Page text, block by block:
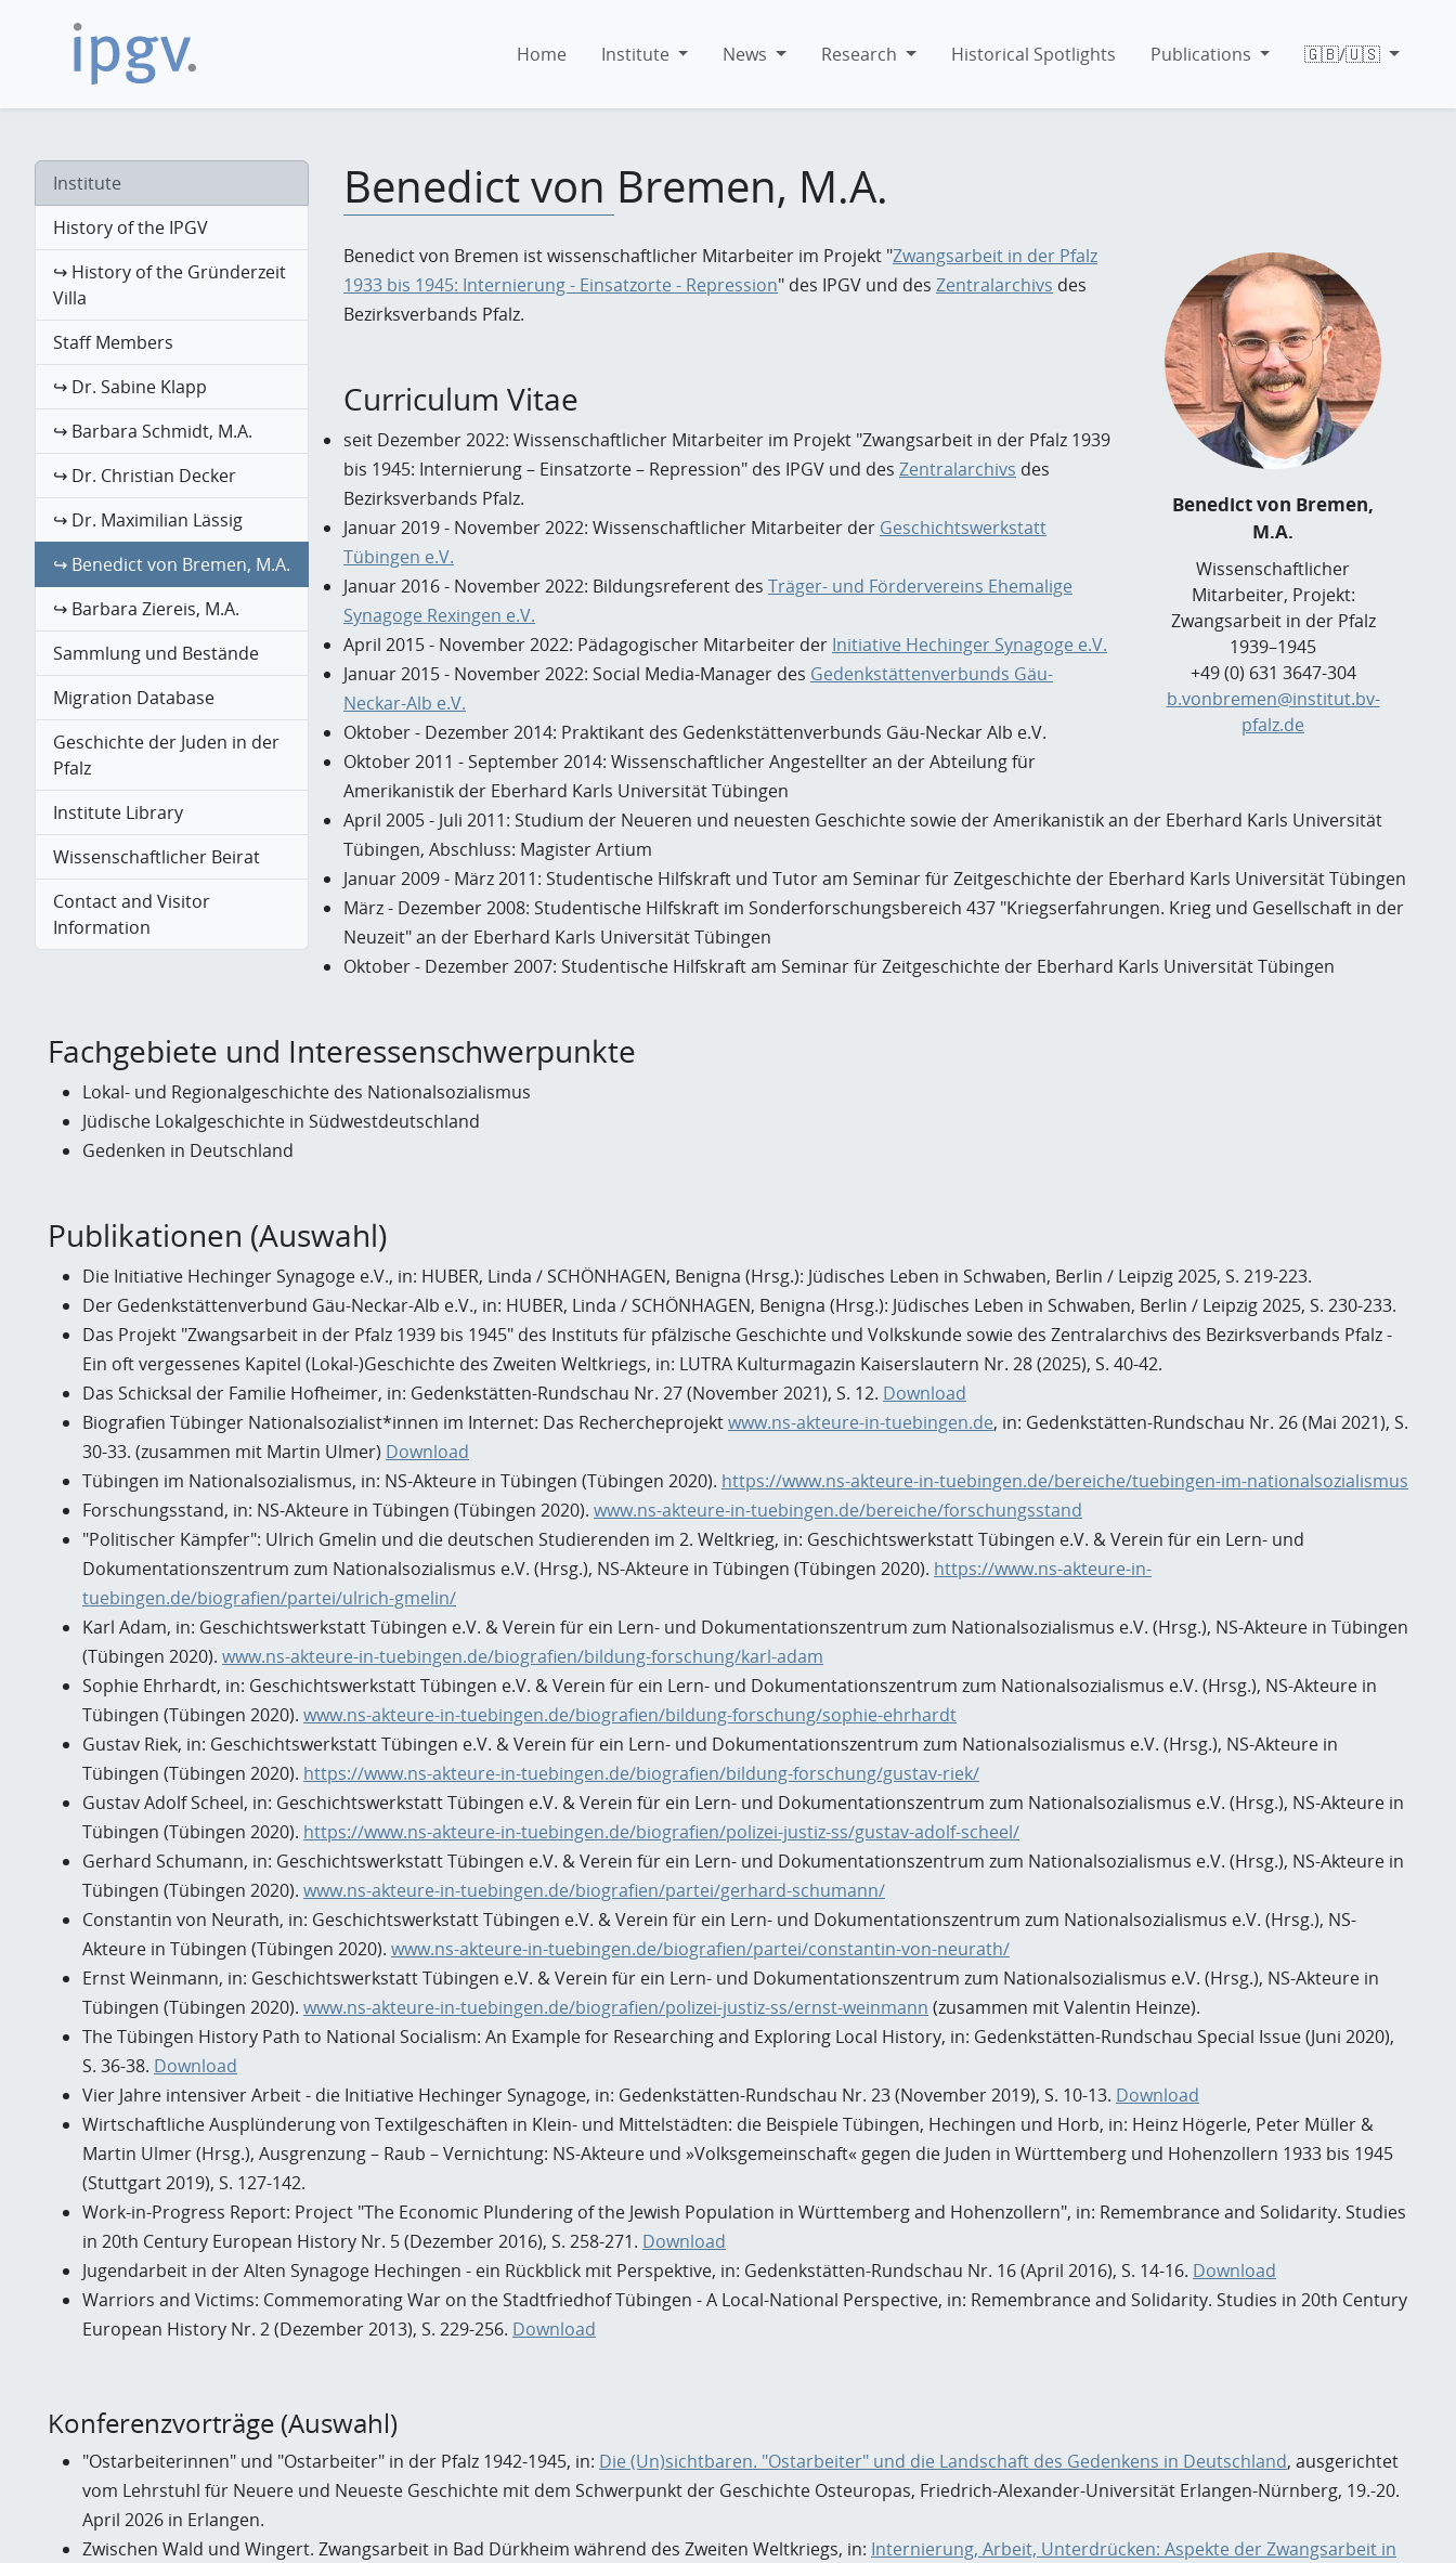
Home Institute News Research Historical Spotlights Publications 🇬🇧/🇺🇸
Institute
History of the IPGV
↪ History of the Gründerzeit
Villa
Staff Members
↪ Dr. Sabine Klapp
↪ Barbara Schmidt, M.A.
↪ Dr. Christian Decker
↪ Dr. Maximilian Lässig
↪ Benedict von Bremen, M.A.
↪ Barbara Ziereis, M.A.
Sammlung und Bestände
Migration Database
Geschichte der Juden in der
Pfalz
Institute Library
Wissenschaftlicher Beirat
Contact and Visitor
Information
Benedict von Bremen, M.A.
Benedict von Bremen,
M.A.
Wissenschaftlicher
Mitarbeiter, Projekt:
Zwangsarbeit in der Pfalz
1939–1945
+49 (0) 631 3647-304
b.vonbremen@institut.bv-
pfalz.de
Benedict von Bremen ist wissenschaftlicher Mitarbeiter im Projekt "Zwangsarbeit in der Pfalz
1933 bis 1945: Internierung - Einsatzorte - Repression" des IPGV und des Zentralarchivs des
Bezirksverbands Pfalz.
Curriculum Vitae
seit Dezember 2022: Wissenschaftlicher Mitarbeiter im Projekt "Zwangsarbeit in der Pfalz 1939
bis 1945: Internierung – Einsatzorte – Repression" des IPGV und des Zentralarchivs des
Bezirksverbands Pfalz.
Januar 2019 - November 2022: Wissenschaftlicher Mitarbeiter der Geschichtswerkstatt
Tübingen e.V.
Januar 2016 - November 2022: Bildungsreferent des Träger- und Fördervereins Ehemalige
Synagoge Rexingen e.V.
April 2015 - November 2022: Pädagogischer Mitarbeiter der Initiative Hechinger Synagoge e.V.
Januar 2015 - November 2022: Social Media-Manager des Gedenkstättenverbunds Gäu-
Neckar-Alb e.V.
Oktober - Dezember 2014: Praktikant des Gedenkstättenverbunds Gäu-Neckar Alb e.V.
Oktober 2011 - September 2014: Wissenschaftlicher Angestellter an der Abteilung für
Amerikanistik der Eberhard Karls Universität Tübingen
April 2005 - Juli 2011: Studium der Neueren und neuesten Geschichte sowie der Amerikanistik an der Eberhard Karls Universität
Tübingen, Abschluss: Magister Artium
Januar 2009 - März 2011: Studentische Hilfskraft und Tutor am Seminar für Zeitgeschichte der Eberhard Karls Universität Tübingen
März - Dezember 2008: Studentische Hilfskraft im Sonderforschungsbereich 437 "Kriegserfahrungen. Krieg und Gesellschaft in der
Neuzeit" an der Eberhard Karls Universität Tübingen
Oktober - Dezember 2007: Studentische Hilfskraft am Seminar für Zeitgeschichte der Eberhard Karls Universität Tübingen
Fachgebiete und Interessenschwerpunkte
Lokal- und Regionalgeschichte des Nationalsozialismus
Jüdische Lokalgeschichte in Südwestdeutschland
Gedenken in Deutschland
Publikationen (Auswahl)
Die Initiative Hechinger Synagoge e.V., in: HUBER, Linda / SCHÖNHAGEN, Benigna (Hrsg.): Jüdisches Leben in Schwaben, Berlin / Leipzig 2025, S. 219-223.
Der Gedenkstättenverbund Gäu-Neckar-Alb e.V., in: HUBER, Linda / SCHÖNHAGEN, Benigna (Hrsg.): Jüdisches Leben in Schwaben, Berlin / Leipzig 2025, S. 230-233.
Das Projekt "Zwangsarbeit in der Pfalz 1939 bis 1945" des Instituts für pfälzische Geschichte und Volkskunde sowie des Zentralarchivs des Bezirksverbands Pfalz -
Ein oft vergessenes Kapitel (Lokal-)Geschichte des Zweiten Weltkriegs, in: LUTRA Kulturmagazin Kaiserslautern Nr. 28 (2025), S. 40-42.
Das Schicksal der Familie Hofheimer, in: Gedenkstätten-Rundschau Nr. 27 (November 2021), S. 12. Download
Biografien Tübinger Nationalsozialist*innen im Internet: Das Rechercheprojektwww.ns-akteure-in-tuebingen.de, in: Gedenkstätten-Rundschau Nr. 26 (Mai 2021), S.
30-33. (zusammen mit Martin Ulmer) Download
Tübingen im Nationalsozialismus, in: NS-Akteure in Tübingen (Tübingen 2020). https://www.ns-akteure-in-tuebingen.de/bereiche/tuebingen-im-nationalsozialismus
Forschungsstand, in: NS-Akteure in Tübingen (Tübingen 2020). www.ns-akteure-in-tuebingen.de/bereiche/forschungsstand
"Politischer Kämpfer": Ulrich Gmelin und die deutschen Studierenden im 2. Weltkrieg, in: Geschichtswerkstatt Tübingen e.V. & Verein für ein Lern- und
Dokumentationszentrum zum Nationalsozialismus e.V. (Hrsg.), NS-Akteure in Tübingen (Tübingen 2020). https://www.ns-akteure-in-
tuebingen.de/biografien/partei/ulrich-gmelin/
Karl Adam, in: Geschichtswerkstatt Tübingen e.V. & Verein für ein Lern- und Dokumentationszentrum zum Nationalsozialismus e.V. (Hrsg.), NS-Akteure in Tübingen
(Tübingen 2020). www.ns-akteure-in-tuebingen.de/biografien/bildung-forschung/karl-adam
Sophie Ehrhardt, in: Geschichtswerkstatt Tübingen e.V. & Verein für ein Lern- und Dokumentationszentrum zum Nationalsozialismus e.V. (Hrsg.), NS-Akteure in
Tübingen (Tübingen 2020). www.ns-akteure-in-tuebingen.de/biografien/bildung-forschung/sophie-ehrhardt
Gustav Riek, in: Geschichtswerkstatt Tübingen e.V. & Verein für ein Lern- und Dokumentationszentrum zum Nationalsozialismus e.V. (Hrsg.), NS-Akteure in
Tübingen (Tübingen 2020). https://www.ns-akteure-in-tuebingen.de/biografien/bildung-forschung/gustav-riek/
Gustav Adolf Scheel, in: Geschichtswerkstatt Tübingen e.V. & Verein für ein Lern- und Dokumentationszentrum zum Nationalsozialismus e.V. (Hrsg.), NS-Akteure in
Tübingen (Tübingen 2020). https://www.ns-akteure-in-tuebingen.de/biografien/polizei-justiz-ss/gustav-adolf-scheel/
Gerhard Schumann, in: Geschichtswerkstatt Tübingen e.V. & Verein für ein Lern- und Dokumentationszentrum zum Nationalsozialismus e.V. (Hrsg.), NS-Akteure in
Tübingen (Tübingen 2020). www.ns-akteure-in-tuebingen.de/biografien/partei/gerhard-schumann/
Constantin von Neurath, in: Geschichtswerkstatt Tübingen e.V. & Verein für ein Lern- und Dokumentationszentrum zum Nationalsozialismus e.V. (Hrsg.), NS-
Akteure in Tübingen (Tübingen 2020). www.ns-akteure-in-tuebingen.de/biografien/partei/constantin-von-neurath/
Ernst Weinmann, in: Geschichtswerkstatt Tübingen e.V. & Verein für ein Lern- und Dokumentationszentrum zum Nationalsozialismus e.V. (Hrsg.), NS-Akteure in
Tübingen (Tübingen 2020). www.ns-akteure-in-tuebingen.de/biografien/polizei-justiz-ss/ernst-weinmann (zusammen mit Valentin Heinze).
The Tübingen History Path to National Socialism: An Example for Researching and Exploring Local History, in: Gedenkstätten-Rundschau Special Issue (Juni 2020),
S. 36-38. Download
Vier Jahre intensiver Arbeit - die Initiative Hechinger Synagoge, in: Gedenkstätten-Rundschau Nr. 23 (November 2019), S. 10-13. Download
Wirtschaftliche Ausplünderung von Textilgeschäften in Klein- und Mittelstädten: die Beispiele Tübingen, Hechingen und Horb, in: Heinz Högerle, Peter Müller &
Martin Ulmer (Hrsg.), Ausgrenzung – Raub – Vernichtung: NS-Akteure und »Volksgemeinschaft« gegen die Juden in Württemberg und Hohenzollern 1933 bis 1945
(Stuttgart 2019), S. 127-142.
Work-in-Progress Report: Project "The Economic Plundering of the Jewish Population in Württemberg and Hohenzollern", in: Remembrance and Solidarity. Studies
in 20th Century European History Nr. 5 (Dezember 2016), S. 258-271. Download
Jugendarbeit in der Alten Synagoge Hechingen - ein Rückblick mit Perspektive, in: Gedenkstätten-Rundschau Nr. 16 (April 2016), S. 14-16. Download
Warriors and Victims: Commemorating War on the Stadtfriedhof Tübingen - A Local-National Perspective, in: Remembrance and Solidarity. Studies in 20th Century
European History Nr. 2 (Dezember 2013), S. 229-256. Download
Konferenzvorträge (Auswahl)
"Ostarbeiterinnen" und "Ostarbeiter" in der Pfalz 1942-1945, in: Die (Un)sichtbaren. "Ostarbeiter" und die Landschaft des Gedenkens in Deutschland, ausgerichtet
vom Lehrstuhl für Neuere und Neueste Geschichte mit dem Schwerpunkt der Geschichte Osteuropas, Friedrich-Alexander-Universität Erlangen-Nürnberg, 19.-20.
April 2026 in Erlangen.
Zwischen Wald und Wingert. Zwangsarbeit in Bad Dürkheim während des Zweiten Weltkriegs, in: Internierung, Arbeit, Unterdrücken: Aspekte der Zwangsarbeit in